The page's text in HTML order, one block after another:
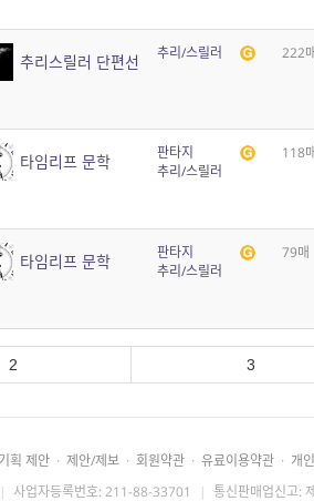
추리스릴러 단편선 추리/스릴러 222
타임리프 문학
판타지
추리/스릴러
118
타임리프 문학
판타지
추리/스릴러
79매
2 3
기획 제안 · 제안/제보 · 회원약관 · 유료이용약관 · 개
| 사업자등록번호: 211-88-33701 | 통신판매업신고: